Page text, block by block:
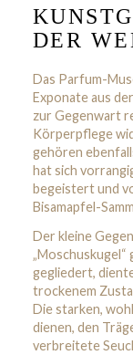
DER
Das Parfum-
Exponate aus
zur Gegenwart
Körperpflege
gehören
hat sich
begeistert und
Bisamapfel-
Der kleine
gegliedert,
trockenem
Die starken,
dienen, den
verbreitete